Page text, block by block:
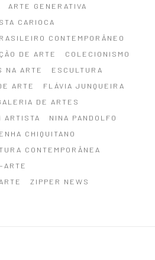
ARTE GENERATIVA
CARIOCA
CONTEMPORÂNEO
DE ARTE
COLECIONISMO
NA ARTE
ESCULTURA
ARTE
FLÁVIA JUNQUEIRA
DE ARTES
ARTISTA
NINA PANDOLFO
CHIQUITANO
CONTEMPORÂNEA
ZIPPER NEWS